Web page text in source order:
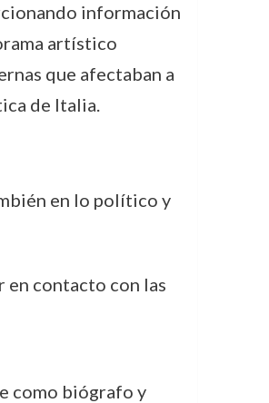
información
artístico
que afectaban a
de Italia.
en lo político y
en contacto con las
como biógrafo y